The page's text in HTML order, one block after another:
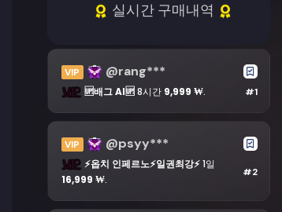
실시간 구매내역
VIP @rang***
🆙배그 AI🆙 8시간 9,999 ₩. #1
VIP @psyy***
⚡옵치 인페르노⚡일권최강⚡1일
16,999 ₩.
#2